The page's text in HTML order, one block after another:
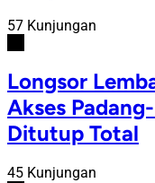
57 Kunjungan
Longsor
Akses
Ditutup Total
45 Kunjungan